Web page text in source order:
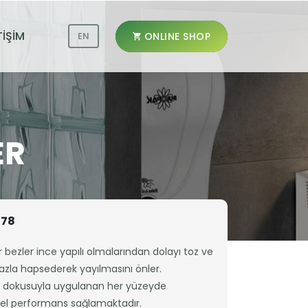
EN ONLINE SHOP
bezler ince yapılı olmalarından dolayı toz ve
hapsederek yayılmasını önler.
dokusuyla uygulanan her yüzeyde
performans sağlamaktadır.